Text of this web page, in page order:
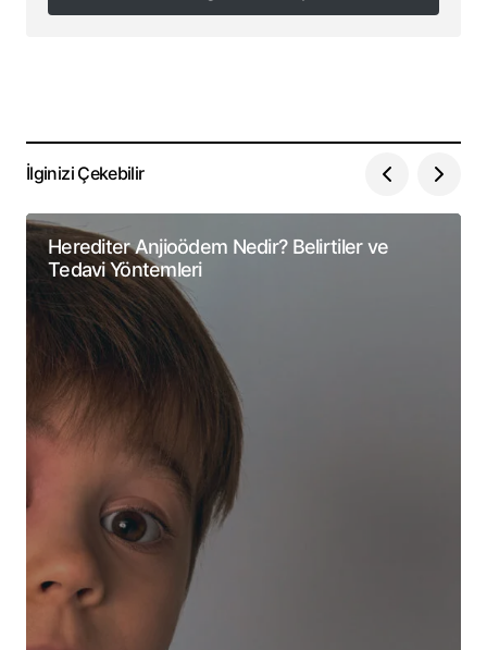
Bizi Instagram'da Takip Edin
İlginizi Çekebilir
Herediter Anjioödem Nedir? Belirtiler ve
Tedavi Yöntemleri